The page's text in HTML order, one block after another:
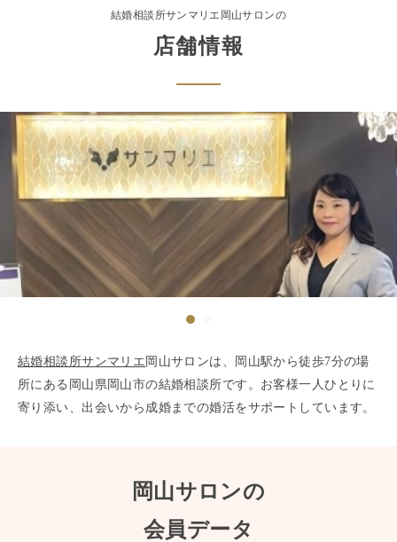
結婚相談所サンマリエ 岡山サロンの
店舗情報
結婚相談所サンマリエ 岡山サロンは、岡山駅から徒歩7分の場
所にある岡山県岡山市の結婚相談所です。お客様一人ひとりに
寄り添い、出会いから成婚までの婚活をサポートしています。
岡山サロンの
会員データ